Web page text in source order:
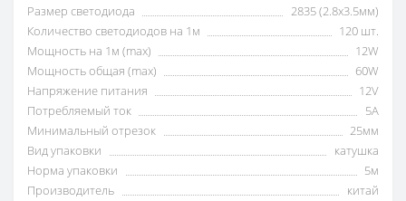
Размер светодиода
2835 (2.8x3.5мм)
Количество светодиодов на 1м
120 шт.
Мощность на 1м (max)
12W
Мощность общая (max)
60W
Напряжение питания
12V
Потребляемый ток
5А
Минимальный отрезок
25мм
Вид упаковки
катушка
Норма упаковки
5м
Производитель
китай